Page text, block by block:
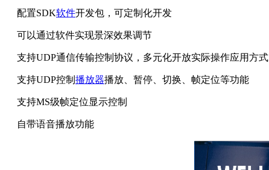
配置SDK软件开发包，可定制化开发
可以通过软件实现景深效果调节
支持UDP通信传输控制协议，多元化开放实际操作应用方式
支持UDP控制 播放器播放、暂停、切换、帧定位等功能
支持MS级帧定位显示控制
自带语音播放功能